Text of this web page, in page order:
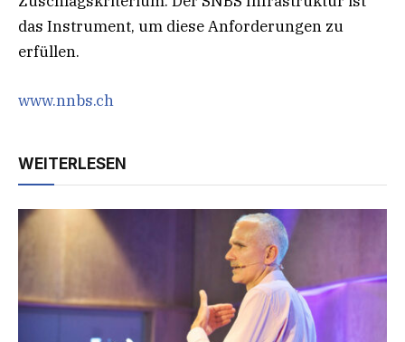
das Instrument, um diese Anforderungen zu
erfüllen.
www.nnbs.ch
WEITERLESEN